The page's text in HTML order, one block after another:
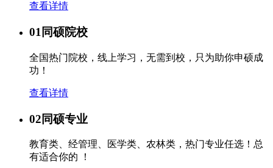
查看详情
01 同硕院校
全国热门院校，线上学习，无需到校，只为助你申硕成
功！
查看详情
02同硕专业
教育类、经管理、医学类、农林类，热门专业任选！总
有适合你的 ！